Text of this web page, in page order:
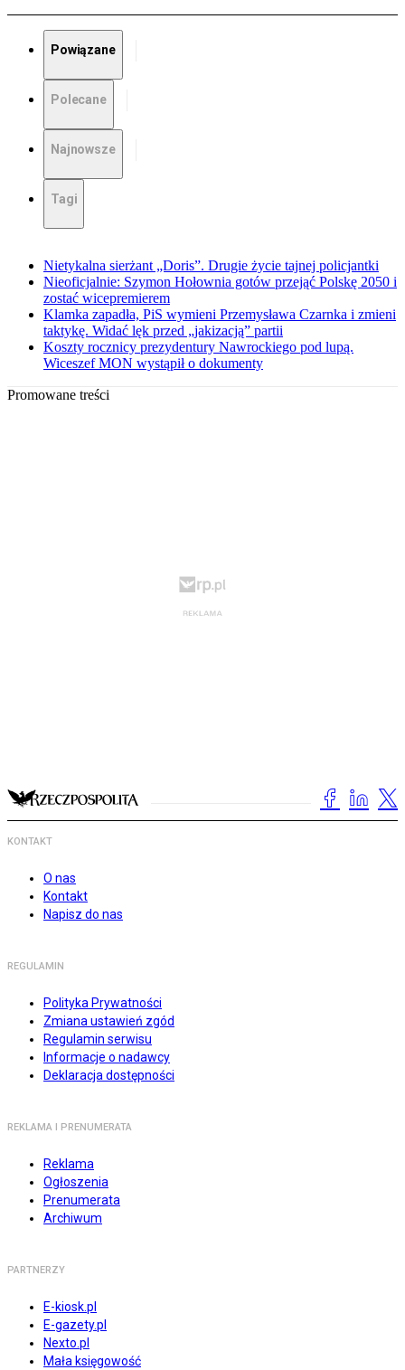
Powiązane
Polecane
Najnowsze
Tagi
Nietykalna sierżant „Doris”. Drugie życie tajnej policjantki
Nieoficjalnie: Szymon Hołownia gotów przejąć Polskę 2050 i
zostać wicepremierem
Klamka zapadła, PiS wymieni Przemysława Czarnka i zmieni
taktykę. Widać lęk przed „jakizacją” partii
Koszty rocznicy prezydentury Nawrockiego pod lupą.
Wiceszef MON wystąpił o dokumenty
Promowane treści
KONTAKT
O nas
Kontakt
Napisz do nas
REGULAMIN
Polityka Prywatności
Zmiana ustawień zgód
Regulamin serwisu
Informacje o nadawcy
Deklaracja dostępności
REKLAMA I PRENUMERATA
Reklama
Ogłoszenia
Prenumerata
Archiwum
PARTNERZY
E-kiosk.pl
E-gazety.pl
Nexto.pl
Mała księgowość